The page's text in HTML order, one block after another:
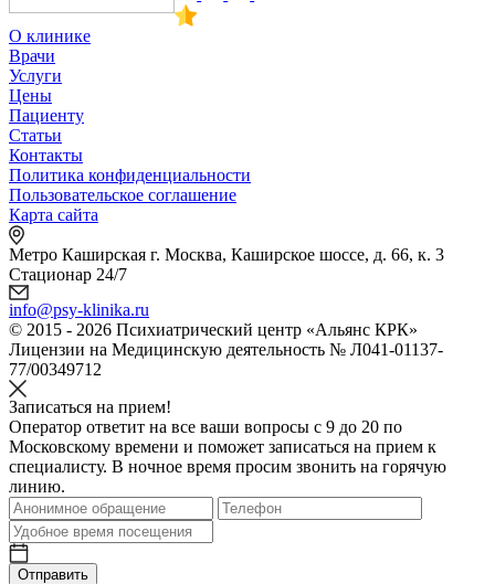
О клинике
Врачи
Услуги
Цены
Пациенту
Статьи
Контакты
Политика конфиденциальности
Пользовательское соглашение
Карта сайта
Метро Каширская г. Москва, Каширское шоссе, д. 66, к. 3
Стационар 24/7
info@psy-klinika.ru
© 2015 - 2026 Психиатрический центр «Альянс КРК»
Лицензии на Медицинскую деятельность № Л041-01137-
77/00349712
Записаться на прием!
Оператор ответит на все ваши вопросы c 9 до 20 по
Московскому времени и поможет записаться на прием к
специалисту. В ночное время просим звонить на горячую
линию.
Отправить